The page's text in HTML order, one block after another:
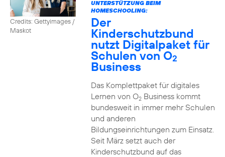
Credits: Gettyimages /
Maskot
UNTERSTÜTZUNG BEIM
HOMESCHOOLING:
Der
Kinderschutzbund
nutzt Digitalpaket für
Schulen von O2
Business
Das Komplettpaket für digitales
Lernen von O2Business kommt
bundesweit in immer mehr Schulen
und anderen
Bildungseinrichtungen zum Einsatz.
Seit März setzt auch der
Kinderschutzbund auf das